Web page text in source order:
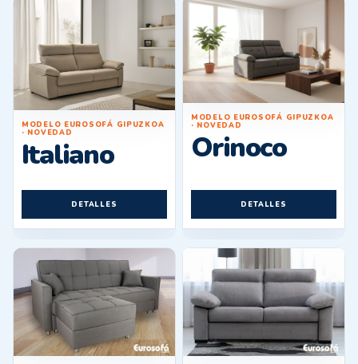
MODELO EUROSOFÁ GIPUZKOA
· NOVEDAD
Italiano
DETALLES
MODELO EUROSOFÁ GIPUZKOA
· NOVEDAD
Orinoco
DETALLES